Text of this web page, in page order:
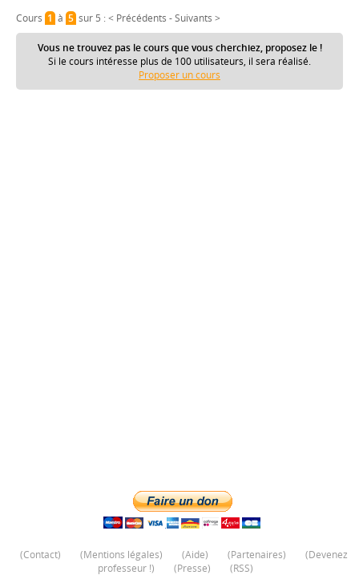
Cours 1à 5sur 5 :< Précédents -Suivants >
Vous ne trouvez pas le cours que vous cherchiez, proposez le !
Si le cours intéresse plus de 100 utilisateurs, il sera réalisé.
Proposer un cours
(Contact) (Mentions légales) (Aide) (Partenaires) (Devenez
professeur !) (Presse) (RSS)